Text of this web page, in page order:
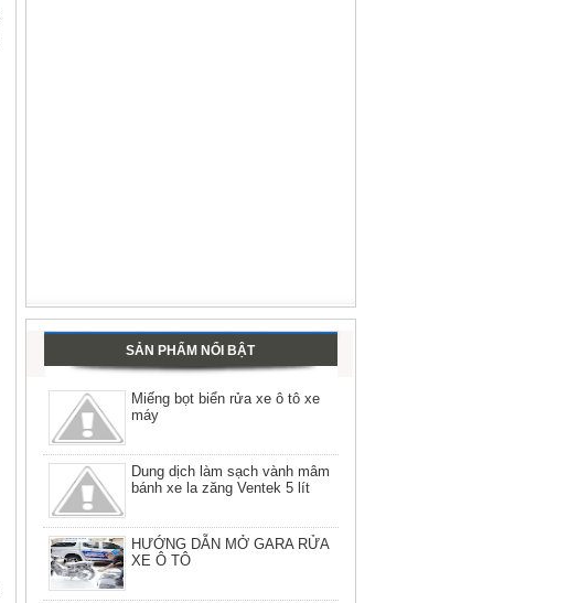
SẢN PHẨM NỔI BẬT
Miếng bọt biển rửa xe ô tô xe
máy
Dung dịch làm sạch vành mâm
bánh xe la zăng Ventek 5 lít
HƯỚNG DẪN MỞ GARA RỬA
XE Ô TÔ